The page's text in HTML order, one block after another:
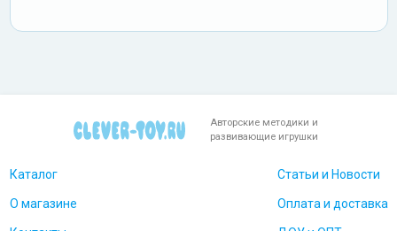
Авторские методики и
развивающие игрушки
Каталог
О магазине
Статьи и Новости
Оплата и доставка